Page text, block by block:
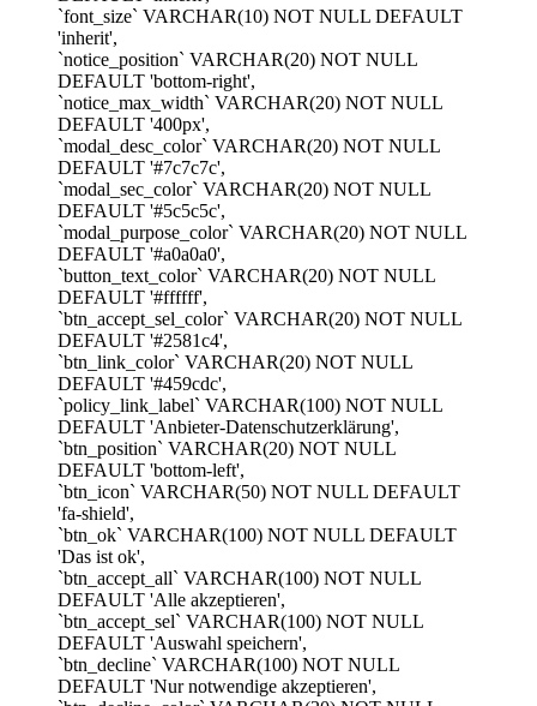
`font_size` VARCHAR(10) NOT NULL DEFAULT
'inherit',
`notice_position` VARCHAR(20) NOT NULL
DEFAULT 'bottom-right',
`notice_max_width` VARCHAR(20) NOT NULL
DEFAULT '400px',
`modal_desc_color` VARCHAR(20) NOT NULL
DEFAULT '#7c7c7c',
`modal_sec_color` VARCHAR(20) NOT NULL
DEFAULT '#5c5c5c',
`modal_purpose_color` VARCHAR(20) NOT NULL
DEFAULT '#a0a0a0',
`button_text_color` VARCHAR(20) NOT NULL
DEFAULT '#ffffff',
`btn_accept_sel_color` VARCHAR(20) NOT NULL
DEFAULT '#2581c4',
`btn_link_color` VARCHAR(20) NOT NULL
DEFAULT '#459cdc',
`policy_link_label` VARCHAR(100) NOT NULL
DEFAULT 'Anbieter-Datenschutzerklärung',
`btn_position` VARCHAR(20) NOT NULL
DEFAULT 'bottom-left',
`btn_icon` VARCHAR(50) NOT NULL DEFAULT
'fa-shield',
`btn_ok` VARCHAR(100) NOT NULL DEFAULT
'Das ist ok',
`btn_accept_all` VARCHAR(100) NOT NULL
DEFAULT 'Alle akzeptieren',
`btn_accept_sel` VARCHAR(100) NOT NULL
DEFAULT 'Auswahl speichern',
`btn_decline` VARCHAR(100) NOT NULL
DEFAULT 'Nur notwendige akzeptieren',